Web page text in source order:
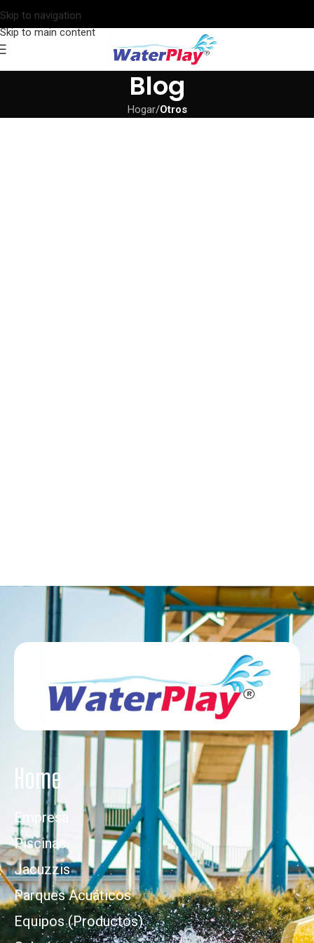
Skip to navigation
Skip to main content
Blog
Hogar/Otros
Home
Empresa
Piscinas
Jacuzzis
Parques Acuáticos
Equipos (Productos)